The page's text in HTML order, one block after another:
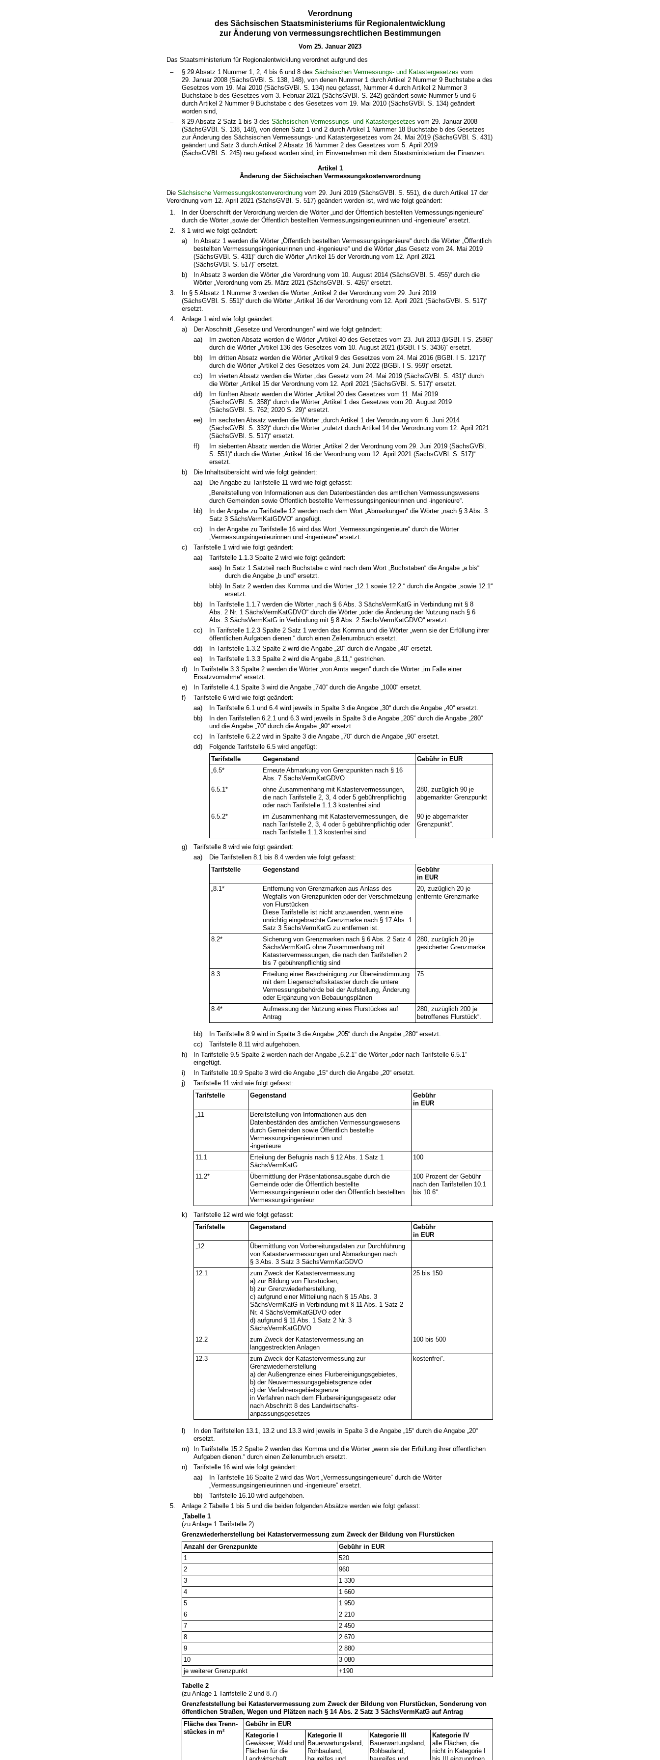
Verordnung
des Sächsischen Staatsministeriums für Regionalentwicklung
zur Änderung von vermessungsrechtlichen Bestimmungen
Vom 25. Januar 2023
Das Staatsministerium für Regionalentwicklung verordnet aufgrund des
–
§ 29 Absatz 1 Nummer 1, 2, 4 bis 6 und 8 des Sächsischen Vermessungs- und Katastergesetzes vom
29. Januar 2008 (SächsGVBl. S. 138, 148), von denen Nummer 1 durch Artikel 2 Nummer 9 Buchstabe a des
Gesetzes vom 19. Mai 2010 (SächsGVBl. S. 134) neu gefasst, Nummer 4 durch Artikel 2 Nummer 3
Buchstabe b des Gesetzes vom 3. Februar 2021 (SächsGVBl. S. 242) geändert sowie Nummer 5 und 6
durch Artikel 2 Nummer 9 Buchstabe c des Gesetzes vom 19. Mai 2010 (SächsGVBl. S. 134) geändert
worden sind,
–
§ 29 Absatz 2 Satz 1 bis 3 des Sächsischen Vermessungs- und Katastergesetzes vom 29. Januar 2008
(SächsGVBl. S. 138, 148), von denen Satz 1 und 2 durch Artikel 1 Nummer 18 Buchstabe b des Gesetzes
zur Änderung des Sächsischen Vermessungs- und Katastergesetzes vom 24. Mai 2019 (SächsGVBl. S. 431)
geändert und Satz 3 durch Artikel 2 Absatz 16 Nummer 2 des Gesetzes vom 5. April 2019
(SächsGVBl. S. 245) neu gefasst worden sind, im Einvernehmen mit dem Staatsministerium der Finanzen:
Artikel 1
Änderung der Sächsischen Vermessungskostenverordnung
DieSächsische Vermessungskostenverordnung vom 29. Juni 2019 (SächsGVBl. S. 551), die durch Artikel 17 der
Verordnung vom 12. April 2021 (SächsGVBl. S. 517) geändert worden ist, wird wie folgt geändert:
1.
In der Überschrift der Verordnung werden die Wörter „und der Öffentlich bestellten Vermessungsingenieure“
durch die Wörter „sowie der Öffentlich bestellten Vermessungsingenieurinnen und -ingenieure“ ersetzt.
2.
§ 1 wird wie folgt geändert:
a)
In Absatz 1 werden die Wörter „Öffentlich bestellten Vermessungsingenieure“ durch die Wörter „Öffentlich
bestellten Vermessungsingenieurinnen und -ingenieure“ und die Wörter „das Gesetz vom 24. Mai 2019
(SächsGVBl. S. 431)“ durch die Wörter „Artikel 15 der Verordnung vom 12. April 2021
(SächsGVBl. S. 517)“ ersetzt.
b)
In Absatz 3 werden die Wörter „die Verordnung vom 10. August 2014 (SächsGVBl. S. 455)“ durch die
Wörter „Verordnung vom 25. März 2021 (SächsGVBl. S. 426)“ ersetzt.
3.
In § 5 Absatz 1 Nummer 3 werden die Wörter „Artikel 2 der Verordnung vom 29. Juni 2019
(SächsGVBl. S. 551)“ durch die Wörter „Artikel 16 der Verordnung vom 12. April 2021 (SächsGVBl. S. 517)“
ersetzt.
4.
Anlage 1 wird wie folgt geändert:
a)
Der Abschnitt „Gesetze und Verordnungen“ wird wie folgt geändert:
aa)
Im zweiten Absatz werden die Wörter „Artikel 40 des Gesetzes vom 23. Juli 2013 (BGBl. I S. 2586)“
durch die Wörter „Artikel 136 des Gesetzes vom 10. August 2021 (BGBl. I S. 3436)“ ersetzt.
bb)
Im dritten Absatz werden die Wörter „Artikel 9 des Gesetzes vom 24. Mai 2016 (BGBl. I S. 1217)“
durch die Wörter „Artikel 2 des Gesetzes vom 24. Juni 2022 (BGBl. I S. 959)“ ersetzt.
cc)
Im vierten Absatz werden die Wörter „das Gesetz vom 24. Mai 2019 (SächsGVBl. S. 431)“ durch
die Wörter „Artikel 15 der Verordnung vom 12. April 2021 (SächsGVBl. S. 517)“ ersetzt.
dd)
Im fünften Absatz werden die Wörter „Artikel 20 des Gesetzes vom 11. Mai 2019
(SächsGVBl. S. 358)“ durch die Wörter „Artikel 1 des Gesetzes vom 20. August 2019
(SächsGVBl. S. 762; 2020 S. 29)“ ersetzt.
ee)
Im sechsten Absatz werden die Wörter „durch Artikel 1 der Verordnung vom 6. Juni 2014
(SächsGVBl. S. 332)“ durch die Wörter „zuletzt durch Artikel 14 der Verordnung vom 12. April 2021
(SächsGVBl. S. 517)“ ersetzt.
ff)
Im siebenten Absatz werden die Wörter „Artikel 2 der Verordnung vom 29. Juni 2019 (SächsGVBl.
S. 551)“ durch die Wörter „Artikel 16 der Verordnung vom 12. April 2021 (SächsGVBl. S. 517)“
ersetzt.
b)
Die Inhaltsübersicht wird wie folgt geändert:
aa)
Die Angabe zu Tarifstelle 11 wird wie folgt gefasst:
„Bereitstellung von Informationen aus den Datenbeständen des amtlichen Vermessungswesens
durch Gemeinden sowie Öffentlich bestellte Vermessungsingenieurinnen und -ingenieure“.
bb)
In der Angabe zu Tarifstelle 12 werden nach dem Wort „Abmarkungen“ die Wörter „nach § 3 Abs. 3
Satz 3 SächsVermKatGDVO“ angefügt.
cc)
In der Angabe zu Tarifstelle 16 wird das Wort „Vermessungsingenieure“ durch die Wörter
„Vermessungsingenieurinnen und -ingenieure“ ersetzt.
c)
Tarifstelle 1 wird wie folgt geändert:
aa)
Tarifstelle 1.1.3 Spalte 2 wird wie folgt geändert:
aaa)
In Satz 1 Satzteil nach Buchstabe c wird nach dem Wort „Buchstaben“ die Angabe „a bis“
durch die Angabe „b und“ ersetzt.
bbb)
In Satz 2 werden das Komma und die Wörter „12.1 sowie 12.2.“ durch die Angabe „sowie 12.1“
ersetzt.
bb)
In Tarifstelle 1.1.7 werden die Wörter „nach § 6 Abs. 3 SächsVermKatG in Verbindung mit § 8
Abs. 2 Nr. 1 SächsVermKatGDVO“ durch die Wörter „oder die Änderung der Nutzung nach § 6
Abs. 3 SächsVermKatG in Verbindung mit § 8 Abs. 2 SächsVermKatGDVO“ ersetzt.
cc)
In Tarifstelle 1.2.3 Spalte 2 Satz 1 werden das Komma und die Wörter „wenn sie der Erfüllung ihrer
öffentlichen Aufgaben dienen.“ durch einen Zeilenumbruch ersetzt.
dd)
In Tarifstelle 1.3.2 Spalte 2 wird die Angabe „20“ durch die Angabe „40“ ersetzt.
ee)
In Tarifstelle 1.3.3 Spalte 2 wird die Angabe „8.11,“ gestrichen.
d)
In Tarifstelle 3.3 Spalte 2 werden die Wörter „von Amts wegen“ durch die Wörter „im Falle einer
Ersatzvornahme“ ersetzt.
e)
In Tarifstelle 4.1 Spalte 3 wird die Angabe „740“ durch die Angabe „1000“ ersetzt.
f)
Tarifstelle 6 wird wie folgt geändert:
aa)
In Tarifstelle 6.1 und 6.4 wird jeweils in Spalte 3 die Angabe „30“ durch die Angabe „40“ ersetzt.
bb)
In den Tarifstellen 6.2.1 und 6.3 wird jeweils in Spalte 3 die Angabe „205“ durch die Angabe „280“
und die Angabe „70“ durch die Angabe „90“ ersetzt.
cc)
In Tarifstelle 6.2.2 wird in Spalte 3 die Angabe „70“ durch die Angabe „90“ ersetzt.
dd)
Folgende Tarifstelle 6.5 wird angefügt:
Tarifstelle
Gegenstand
Gebühr in EUR
„6.5*
Erneute Abmarkung von Grenzpunkten nach § 16
Abs. 7 SächsVermKatGDVO
6.5.1*
ohne Zusammenhang mit Katastervermessungen,
die nach Tarifstelle 2, 3, 4 oder 5 gebührenpflichtig
oder nach Tarifstelle 1.1.3 kostenfrei sind
280, zuzüglich 90 je
abgemarkter Grenzpunkt
6.5.2*
im Zusammenhang mit Katastervermessungen, die
nach Tarifstelle 2, 3, 4 oder 5 gebührenpflichtig oder
nach Tarifstelle 1.1.3 kostenfrei sind
90 je abgemarkter
Grenzpunkt“.
g)
Tarifstelle 8 wird wie folgt geändert:
aa)
Die Tarifstellen 8.1 bis 8.4 werden wie folgt gefasst:
Tarifstelle
Gegenstand
Gebühr
in EUR
„8.1*
Entfernung von Grenzmarken aus Anlass des
Wegfalls von Grenzpunkten oder der Verschmelzung
von Flurstücken
Diese Tarifstelle ist nicht anzuwenden, wenn eine
unrichtig eingebrachte Grenzmarke nach § 17 Abs. 1
Satz 3 SächsVermKatG zu entfernen ist.
20, zuzüglich 20 je
entfernte Grenzmarke
8.2*
Sicherung von Grenzmarken nach § 6 Abs. 2 Satz 4
SächsVermKatG ohne Zusammenhang mit
Katastervermessungen, die nach den Tarifstellen 2
bis 7 gebührenpflichtig sind
280, zuzüglich 20 je
gesicherter Grenzmarke
8.3
Erteilung einer Bescheinigung zur Übereinstimmung
mit dem Liegenschaftskataster durch die untere
Vermessungsbehörde bei der Aufstellung, Änderung
oder Ergänzung von Bebauungsplänen
75
8.4*
Aufmessung der Nutzung eines Flurstückes auf
Antrag
280, zuzüglich 200 je
betroffenes Flurstück“.
bb)
In Tarifstelle 8.9 wird in Spalte 3 die Angabe „205“ durch die Angabe „280“ ersetzt.
cc)
Tarifstelle 8.11 wird aufgehoben.
h)
In Tarifstelle 9.5 Spalte 2 werden nach der Angabe „6.2.1“ die Wörter „oder nach Tarifstelle 6.5.1“
eingefügt.
i)
In Tarifstelle 10.9 Spalte 3 wird die Angabe „15“ durch die Angabe „20“ ersetzt.
j)
Tarifstelle 11 wird wie folgt gefasst:
Tarifstelle
Gegenstand
Gebühr
in EUR
„11
Bereitstellung von Informationen aus den
Datenbeständen des amtlichen Vermessungswesens
durch Gemeinden sowie Öffentlich bestellte
Vermessungsingenieurinnen und
-ingenieure
11.1
Erteilung der Befugnis nach § 12 Abs. 1 Satz 1
SächsVermKatG
100
11.2*
Übermittlung der Präsentationsausgabe durch die
Gemeinde oder die Öffentlich bestellte
Vermessungsingenieurin oder den Öffentlich bestellten
Vermessungsingenieur
100 Prozent der Gebühr
nach den Tarifstellen 10.1
bis 10.6“.
k)
Tarifstelle 12 wird wie folgt gefasst:
Tarifstelle
Gegenstand
Gebühr
in EUR
„12
Übermittlung von Vorbereitungsdaten zur Durchführung
von Katastervermessungen und Abmarkungen nach
§ 3 Abs. 3 Satz 3 SächsVermKatGDVO
12.1
zum Zweck der Katastervermessung
a) zur Bildung von Flurstücken,
b) zur Grenzwiederherstellung,
c) aufgrund einer Mitteilung nach § 15 Abs. 3
SächsVermKatG in Verbindung mit § 11 Abs. 1 Satz 2
Nr. 4 SächsVermKatGDVO oder
d) aufgrund § 11 Abs. 1 Satz 2 Nr. 3
SächsVermKatGDVO
25 bis 150
12.2
zum Zweck der Katastervermessung an
langgestreckten Anlagen
100 bis 500
12.3
zum Zweck der Katastervermessung zur
Grenzwiederherstellung
a) der Außengrenze eines Flurbereinigungsgebietes,
b) der Neuvermessungs­gebietsgrenze oder
c) der Verfahrensgebietsgrenze
in Verfahren nach dem Flurbereinigungsgesetz oder
nach Abschnitt 8 des Landwirtschafts­
anpassungsgesetzes
kostenfrei“.
l)
In den Tarifstellen 13.1, 13.2 und 13.3 wird jeweils in Spalte 3 die Angabe „15“ durch die Angabe „20“
ersetzt.
m)
In Tarifstelle 15.2 Spalte 2 werden das Komma und die Wörter „wenn sie der Erfüllung ihrer öffentlichen
Aufgaben dienen.“ durch einen Zeilenumbruch ersetzt.
n)
Tarifstelle 16 wird wie folgt geändert:
aa)
In Tarifstelle 16 Spalte 2 wird das Wort „Vermessungsingenieure“ durch die Wörter
„Vermessungsingenieurinnen und -ingenieure“ ersetzt.
bb)
Tarifstelle 16.10 wird aufgehoben.
5.
Anlage 2 Tabelle 1 bis 5 und die beiden folgenden Absätze werden wie folgt gefasst:
Tabelle 1
(zu Anlage 1 Tarifstelle 2)
Grenzwiederherstellung bei Katastervermessung zum Zweck der Bildung von Flurstücken
Anzahl der Grenzpunkte
Gebühr in EUR
1
520
2
960
3
1 330
4
1 660
5
1 950
6
2 210
7
2 450
8
2 670
9
2 880
10
3 080
je weiterer Grenzpunkt
+190
Tabelle 2
(zu Anlage 1 Tarifstelle 2 und 8.7)
Grenzfeststellung bei Katastervermessung zum Zweck der Bildung von Flurstücken, Sonderung von
öffentlichen Straßen, Wegen und Plätzen nach § 14 Abs. 2 Satz 3 SächsVermKatG auf Antrag
Fläche des Trenn­
stückes in m²
Gebühr in EUR
Kategorie I
Gewässer, Wald und
Flächen für die
Kategorie II
Bau­erwartungs­land,
Rohbau­land,
Kategorie III
Bau­erwartungs­land,
Rohbau­land,
Kategorie IV
alle Flächen, die
nicht in Kategorie I